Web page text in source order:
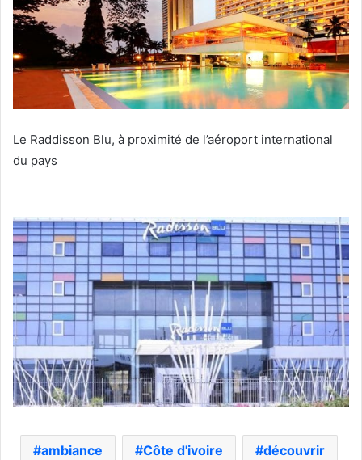
Le Raddisson Blu, à proximité de l’aéroport international
du pays
ambiance Côte d'ivoire découvrir